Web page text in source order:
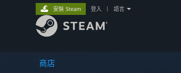
商店
安裝 Steam 登入 語言